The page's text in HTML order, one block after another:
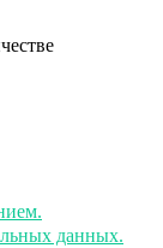
данных.